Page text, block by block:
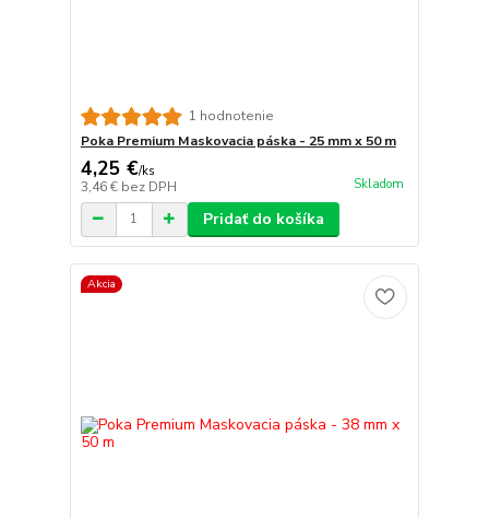
1 hodnotenie
Poka Premium Maskovacia páska - 25 mm x 50 m
4,25 €/ks
3,46 € bez DPH Skladom
Pridať do košíka
Akcia